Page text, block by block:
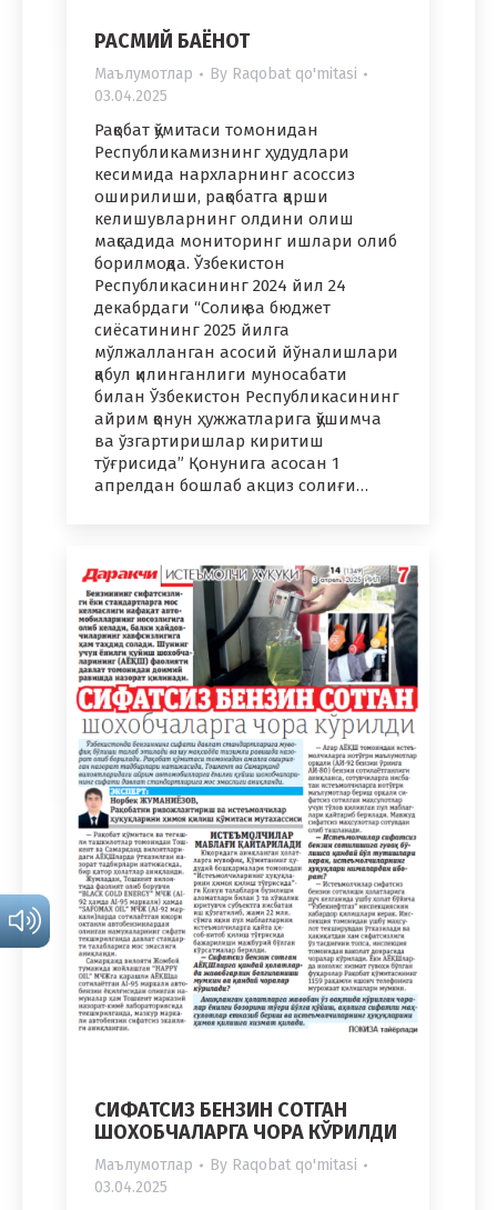
РАСМИЙ БАЁНОТ
Маълумотлар By Raqobat qo'mitasi
03.04.2025
Рақобат қўмитаси томонидан
Республикамизнинг ҳудудлари
кесимида нархларнинг асоссиз
оширилиши, рақобатга қарши
келишувларнинг олдини олиш
мақсадида мониторинг ишлари олиб
борилмоқда. Ўзбекистон
Республикасининг 2024 йил 24
декабрдаги “Солиқ ва бюджет
сиёсатининг 2025 йилга
мўлжалланган асосий йўналишлари
қабул қилинганлиги муносабати
билан Ўзбекистон Республикасининг
айрим қонун ҳужжатларига қўшимча
ва ўзгартиришлар киритиш
тўғрисида” Қонунига асосан 1
апрелдан бошлаб акциз солиғи…
СИФАТСИЗ БЕНЗИН СОТГАН
ШОХОБЧАЛАРГА ЧОРА КЎРИЛДИ
Маълумотлар By Raqobat qo'mitasi
03.04.2025